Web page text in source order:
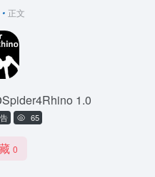
• 正文
Spider4Rhino 1.0
65
0